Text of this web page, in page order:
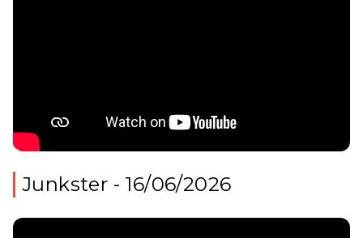
Junkster - 16/06/2026